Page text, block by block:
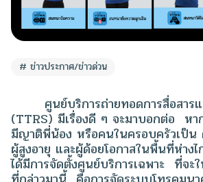
ข่าวประกาศ/ข่าวด่วน
ศูนย์บริการถ่ายทอดการสื่อสารแ
(TTRS) มีเรื่องดี ๆ จะมาบอกต่อ ห
มีญาติพี่น้อง หรือคนในครอบครัวเป็น
ผู้สูงอายุ และผู้ด้อยโอกาสในพื้นที่ห่า
ได้มีการจัดตั้งศูนย์บริการเฉพาะ ที่จะ